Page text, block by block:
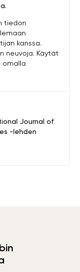
Journal of
-lehden
tiedon
kanssa.
neuvoja. Käytät
omalla